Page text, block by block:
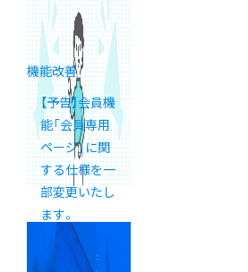
機能改善
【予告】会員機
能「会員専用
ページ」に関
する仕様を一
部変更いたし
ます。